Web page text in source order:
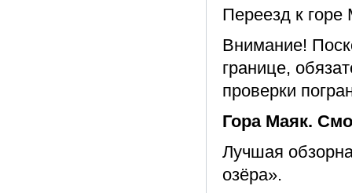
Переезд к горе
Внимание!
границе,
проверки
Гора Маяк.
Лучшая
озёра».